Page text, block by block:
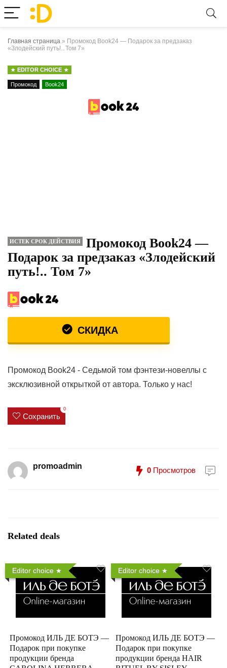
Главная страница » Промокод Book24 — Подарок за предзаказ
«Злодейский путь!.. Том 7»
EDITOR CHOICE
Промокод Book24
ИСТЕК СРОК ДЕЙСТВИЯ
Промокод Book24 —
Подарок за предзаказ «Злодейский
путь!.. Том 7»
СКИДКА
Промокод Book24 - Седьмой том фэнтези-новеллы с
эксклюзивной открыткой от автора. Только у нас!
Сохранить
0
promoadmin 0 Просмотров
Related deals
Editor choice
Промокод ИЛЬ ДЕ БОТЭ —
Подарок при покупке
продукции бренда
Editor choice
Промокод ИЛЬ ДЕ БОТЭ —
Подарок при покупке
продукции бренда HAIR